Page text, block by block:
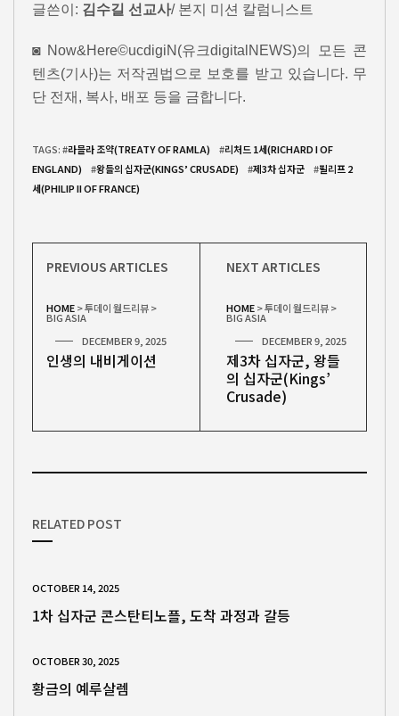
글쓴이: 김수길 선교사/ 본지 미션 칼럼니스트
◙ Now&Here©ucdigiN(유크digitalNEWS)의 모든 콘
텐츠(기사)는 저작권법으로 보호를 받고 있습니다. 무
단 전재, 복사, 배포 등을 금합니다.
TAGS: #라믈라 조약(TREATY OF RAMLA) #리처드 1세(RICHARD I OF
ENGLAND)
#왕들의 십자군(KINGS’ CRUSADE) #제3차 십자군 #필리프 2
세(PHILIP II OF FRANCE)
PREVIOUS ARTICLES
HOME>투데이 월드리뷰>
BIG ASIA
DECEMBER 9, 2025
인생의 내비게이션
NEXT ARTICLES
HOME>투데이 월드리뷰>
BIG ASIA
DECEMBER 9, 2025
제3차 십자군, 왕들
의 십자군(Kings’
Crusade)
RELATED POST
OCTOBER 14, 2025
1차 십자군 콘스탄티노플, 도착 과정과 갈등
OCTOBER 30, 2025
황금의 예루살렘